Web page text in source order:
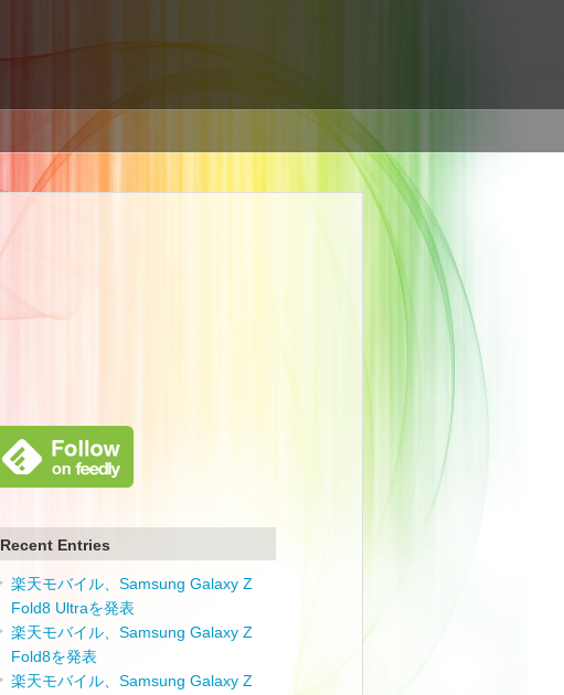
Recent Entries
楽天モバイル、Samsung Galaxy Z
Fold8 Ultraを発表
楽天モバイル、Samsung Galaxy Z
Fold8を発表
楽天モバイル、Samsung Galaxy Z